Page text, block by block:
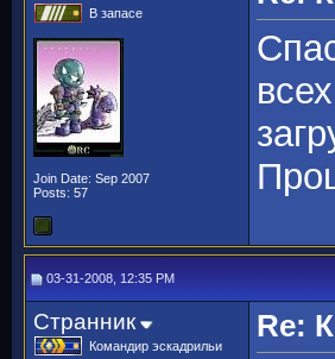
В запасе
Join Date: Sep 2007
Posts: 57
03-31-2008, 12:35 PM
Странник
Командир эскадрильи
Re: